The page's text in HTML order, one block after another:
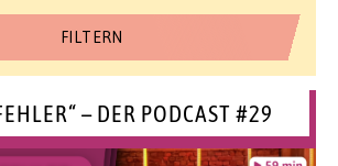
– DER PODCAST #29